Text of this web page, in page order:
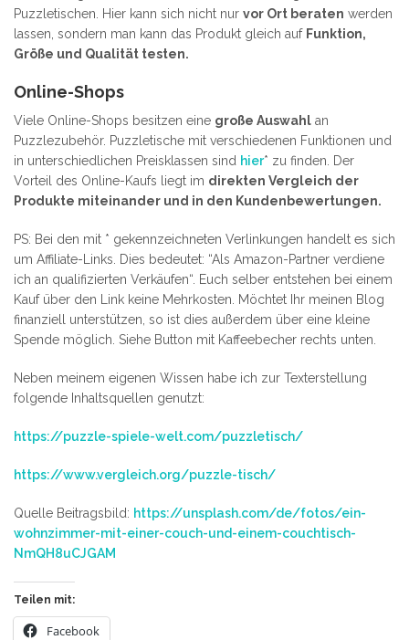
Puzzletischen. Hier kann sich nicht nur vor Ort beraten werden
lassen, sondern man kann das Produkt gleich auf Funktion,
Größe und Qualität testen.
Online-Shops
Viele Online-Shops besitzen eine große Auswahl an
Puzzlezubehör. Puzzletische mit verschiedenen Funktionen und
in unterschiedlichen Preisklassen sind hier* zu finden. Der
Vorteil des Online-Kaufs liegt im direkten Vergleich der
Produkte miteinander und in den Kundenbewertungen.
PS: Bei den mit * gekennzeichneten Verlinkungen handelt es sich
um Affiliate-Links. Dies bedeutet: “Als Amazon-Partner verdiene
ich an qualifizierten Verkäufen“. Euch selber entstehen bei einem
Kauf über den Link keine Mehrkosten. Möchtet Ihr meinen Blog
finanziell unterstützen, so ist dies außerdem über eine kleine
Spende möglich. Siehe Button mit Kaffeebecher rechts unten.
Neben meinem eigenen Wissen habe ich zur Texterstellung
folgende Inhaltsquellen genutzt:
https://puzzle-spiele-welt.com/puzzletisch/
https://www.vergleich.org/puzzle-tisch/
Quelle Beitragsbild: https://unsplash.com/de/fotos/ein-
wohnzimmer-mit-einer-couch-und-einem-couchtisch-
NmQH8uCJGAM
Teilen mit:
Facebook